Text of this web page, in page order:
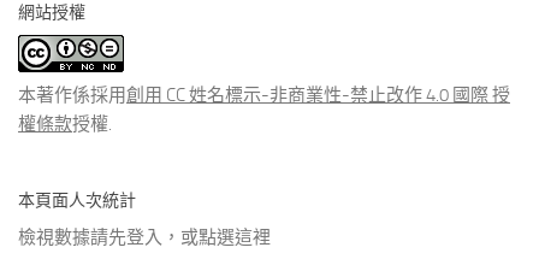
類
文
章
網站授權
本著作係採用創用 CC 姓名標示-非商業性-禁止改作 4.0 國際 授
權條款授權.
本頁面人次統計
檢視數據請先登入，或點選這裡